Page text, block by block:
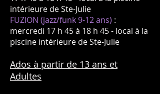
intérieure de Ste-Julie
FUZION (jazz/funk 9-12 ans) :
mercredi 17 h 45 à 18 h 45 - local à la
piscine intérieure de Ste-Julie
Ados à partir de 13 ans et
Adultes